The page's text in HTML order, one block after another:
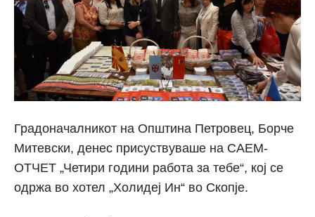
Градоначалникот на Општина Петровец, Борче
Митевски, денес присуствуваше на САЕМ-
ОТЧЕТ „Четири години работа за тебе“, кој се
одржа во хотел „Холидеј Ин“ во Скопје.